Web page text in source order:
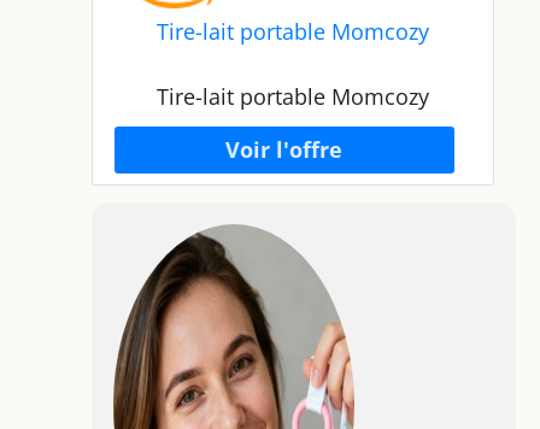
Tire-lait portable Momcozy
Tire-lait portable Momcozy